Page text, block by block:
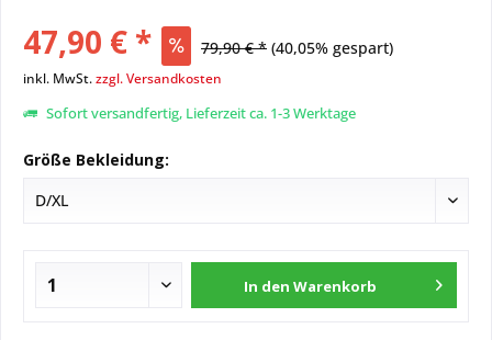
47,90 € * 79,90 € * (40,05% gespart)
inkl. MwSt.zzgl. Versandkosten
Sofort versandfertig, Lieferzeit ca. 1-3 Werktage
Größe Bekleidung:
In den Warenkorb